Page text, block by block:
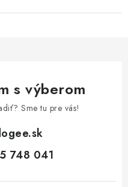
s výberom
Sme tu pre vás!
748 041